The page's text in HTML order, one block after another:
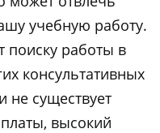
учебную работу.
поиску работы в
консультативных
не существует
высокий